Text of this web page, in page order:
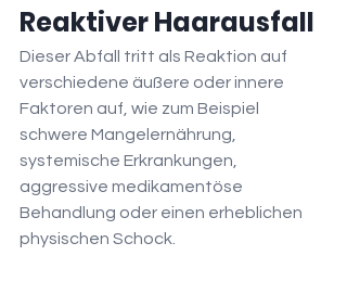
Reaktiver Haarausfall
Dieser Abfall tritt als Reaktion auf
verschiedene äußere oder innere
Faktoren auf, wie zum Beispiel
schwere Mangelernährung,
systemische Erkrankungen,
aggressive medikamentöse
Behandlung oder einen erheblichen
physischen Schock.